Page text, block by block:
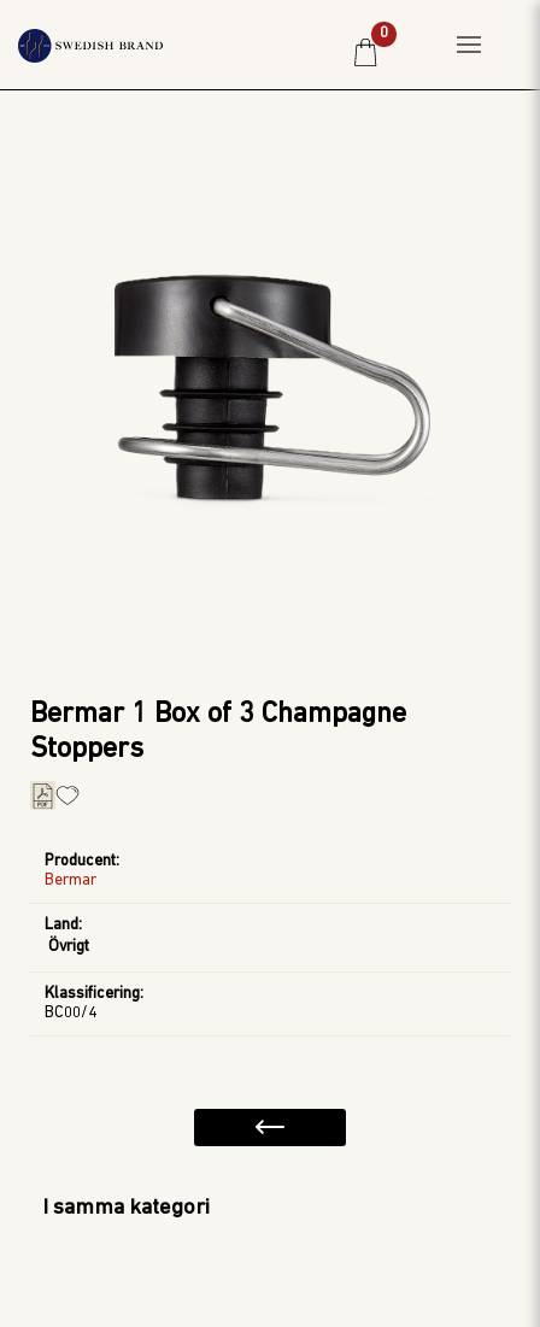
0
Bermar 1 Box of 3 Champagne
Stoppers
Producent:
Bermar
Land:
Övrigt
Klassificering:
BC00/4
I samma kategori